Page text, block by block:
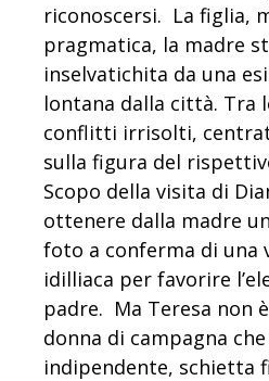
riconoscersi. La figlia,
pragmatica, la madre
inselvatichita da una
lontana dalla città. Tra
conflitti irrisolti,
sulla figura del
Scopo della visita di
ottenere dalla madre
foto a conferma di una
idilliaca per favorire
padre. Ma Teresa non
donna di campagna
indipendente, schietta